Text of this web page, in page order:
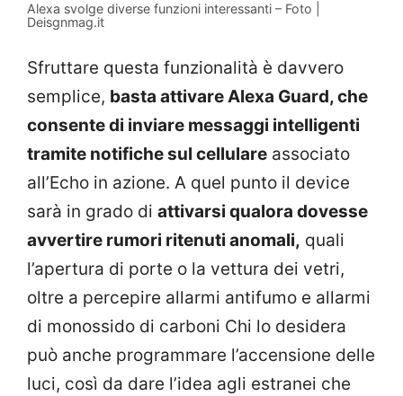
Alexa svolge diverse funzioni interessanti – Foto |
Deisgnmag.it
Sfruttare questa funzionalità è davvero
semplice, basta attivare Alexa Guard, che
consente di inviare messaggi intelligenti
tramite notifiche sul cellulare associato
all’Echo in azione. A quel punto il device
sarà in grado di attivarsi qualora dovesse
avvertire rumori ritenuti anomali, quali
l’apertura di porte o la vettura dei vetri,
oltre a percepire allarmi antifumo e allarmi
di monossido di carboni Chi lo desidera
può anche programmare l’accensione delle
luci, così da dare l’idea agli estranei che